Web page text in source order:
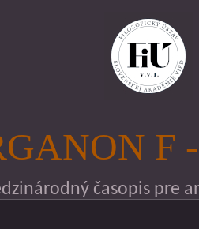
F
časopis pre